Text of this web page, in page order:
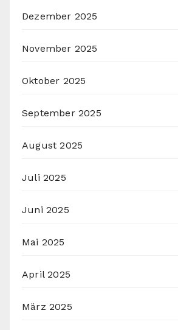
Dezember 2025
November 2025
Oktober 2025
September 2025
August 2025
Juli 2025
Juni 2025
Mai 2025
April 2025
März 2025